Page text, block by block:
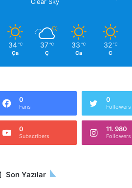
34 ℃
Ça
37 ℃
Ç
33 ℃
Ca
32 ℃
C
0
Fans
0
Followers
0
Subscribers
11. 980
Followers
Son Yazılar